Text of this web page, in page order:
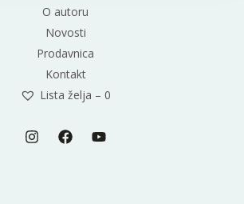
O autoru
Novosti
Prodavnica
Kontakt
Lista želja – 0